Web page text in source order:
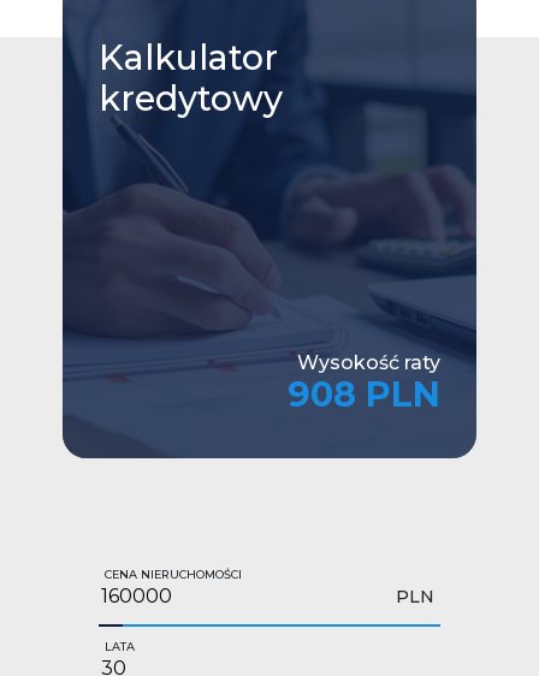
Kalkulator
kredytowy
Wysokość raty
908 PLN
CENA NIERUCHOMOŚCI
PLN
LATA